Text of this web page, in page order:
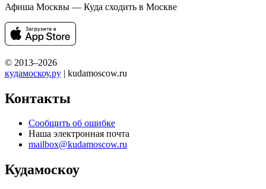
Афиша Москвы — Куда сходить в Москве
© 2013–2026
кудамоскоу.ру | kudamoscow.ru
Контакты
Сообщить об ошибке
Наша электронная почта
mailbox@kudamoscow.ru
Кудамоскоу